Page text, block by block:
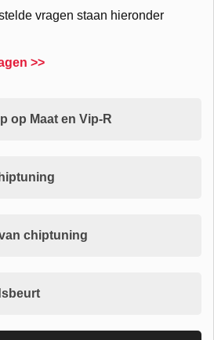
vragen staan hieronder
>>
op Maat en Vip-R
chiptuning